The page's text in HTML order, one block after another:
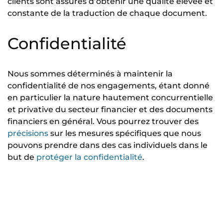
constante de la traduction de chaque document.
Confidentialité
Nous sommes déterminés à maintenir la
confidentialité de nos engagements, étant donné
en particulier la nature hautement concurrentielle
et privative du secteur financier et des documents
financiers en général. Vous pourrez trouver des
précisions sur les mesures spécifiques que nous
pouvons prendre dans des cas individuels dans le
but de protéger la confidentialité.